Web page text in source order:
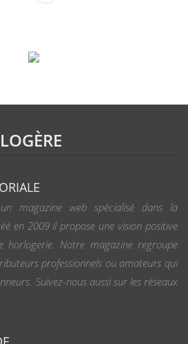
magazine web spécialisé dans la
en 2009 il propose une vision positive
horlogerie. Notre magazine regroupe
professionnels ou amateurs qui
Suivez-nous aussi sur les réseaux